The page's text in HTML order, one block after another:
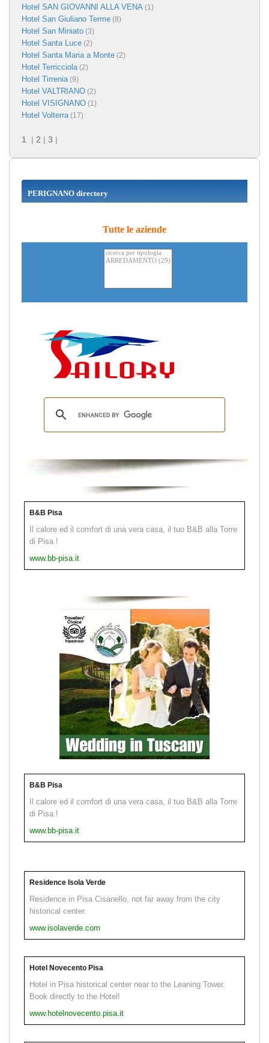
Hotel SAN GIOVANNI ALLA VENA (1)
Hotel San Giuliano Terme (8)
Hotel San Miniato (3)
Hotel Santa Luce (2)
Hotel Santa Maria a Monte (2)
Hotel Terricciola(2)
Hotel Tirrenia(9)
Hotel VALTRIANO (2)
Hotel VISIGNANO (1)
Hotel Volterra(17)
1 | 2 | 3 |
PERIGNANO directory
Tutte le aziende
B&B Pisa
Il calore ed il comfort di una vera casa, il tuo B&B alla Torre
di Pisa !
www.bb-pisa.it
B&B Pisa
Il calore ed il comfort di una vera casa, il tuo B&B alla Torre
di Pisa !
www.bb-pisa.it
Residence Isola Verde
Residence in Pisa Cisanello, not far away from the city
historical center.
www.isolaverde.com
Hotel Novecento Pisa
Hotel in Pisa historical center near to the Leaning Tower.
Book directly to the Hotel!
www.hotelnovecento.pisa.it